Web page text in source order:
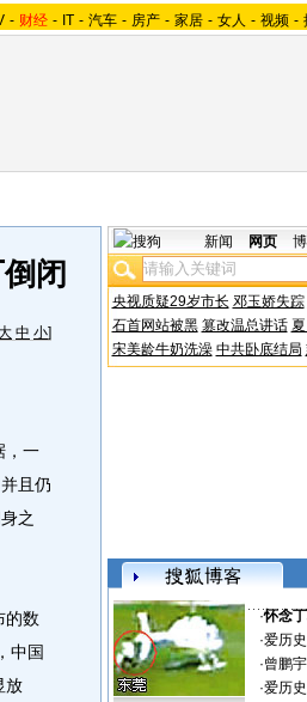
- 财经 - IT - 汽车 - 房产 - 家居 - 女人 - 视频 -
闭
中 小]
，一
且仍
之
数
中国
放
新闻 网页
央视质疑29岁市长 邓玉娇失踪
石首网站被黑 篡改温总讲话
宋美龄牛奶洗澡 中共卧底结局
·怀念
·爱历史
·曾鹏宇
·爱历史